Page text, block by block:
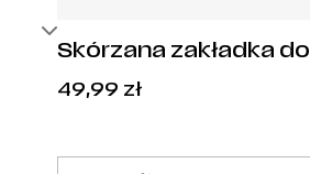
Skórzana zakładka do
Warszawa
49,99 zł